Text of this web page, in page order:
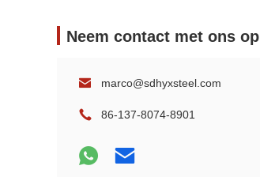
Neem contact met ons op
marco@sdhyxsteel.com
86-137-8074-8901